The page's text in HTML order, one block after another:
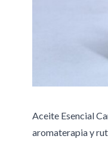
Aceite Esencial
aromaterapia y